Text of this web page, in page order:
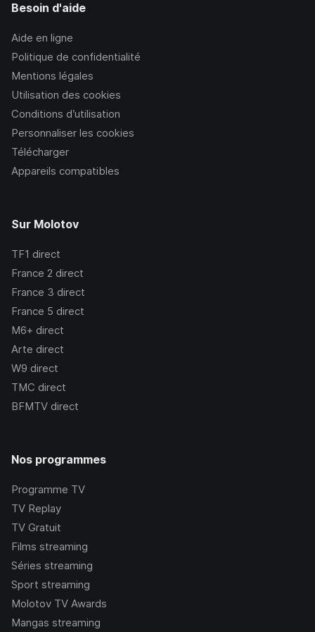
Besoin d'aide
Aide en ligne
Politique de confidentialité
Mentions légales
Utilisation des cookies
Conditions d’utilisation
Personnaliser les cookies
Télécharger
Appareils compatibles
Sur Molotov
TF1 direct
France 2 direct
France 3 direct
France 5 direct
M6+ direct
Arte direct
W9 direct
TMC direct
BFMTV direct
Nos programmes
Programme TV
TV Replay
TV Gratuit
Films streaming
Séries streaming
Sport streaming
Molotov TV Awards
Mangas streaming